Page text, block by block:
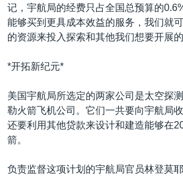
美国之音专访
重要讲话与声明
南中国海争端
关注西藏
关注新疆
记，宇航局的经费只占全国总预算的
能够买到更具成本效益的服务，我们就
的资源来投入探索和其他我们想要开展
*开拓新纪元*
美国宇航局所选定的两家公司是太空探
勒火箭飞机公司。它们一共要向宇航局
还要利用其他贷款来设计和建造能够在
箭。
负责监督这项计划的宇航局官员林登莫